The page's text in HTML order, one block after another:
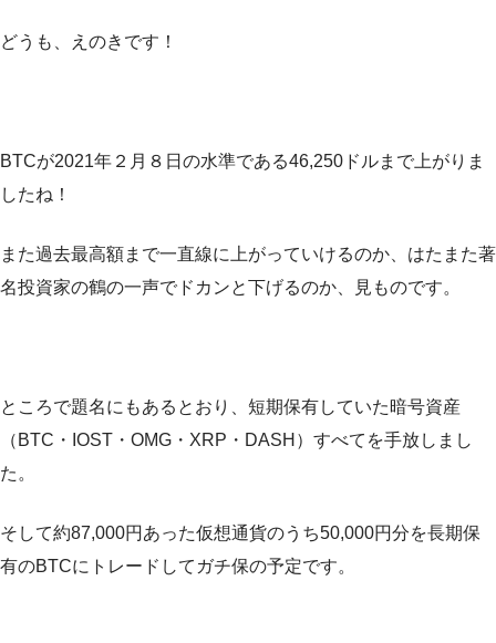
どうも、えのきです！
BTCが2021年２月８日の水準である46,250ドルまで上がりま
したね！
また過去最高額まで一直線に上がっていけるのか、はたまた著
名投資家の鶴の一声でドカンと下げるのか、見ものです。
ところで題名にもあるとおり、短期保有していた暗号資産
（BTC・IOST・OMG・XRP・DASH）すべてを手放しまし
た。
そして約87,000円あった仮想通貨のうち50,000円分を長期保
有のBTCにトレードしてガチ保の予定です。